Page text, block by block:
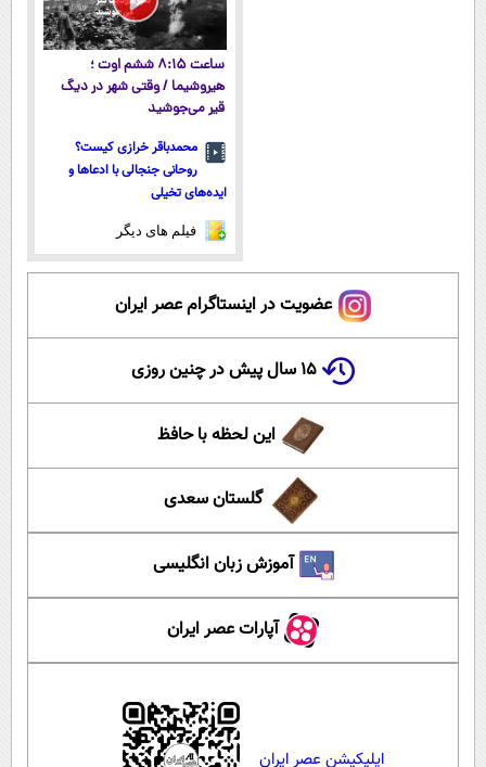
ساعت ۸:۱۵ ششم اوت ؛
هیروشیما / وقتی شهر در دیگ
قیر می‌جوشید
محمدباقر خرازی کیست؟
روحانی جنجالی با ادعاها و
ایده‌های تخیلی
فیلم های دیگر
عضویت در اینستاگرام عصر ایران
۱۵ سال پیش در چنین روزی
این لحظه با حافظ
گلستان سعدی
آموزش زبان انگلیسی
آپارات عصر ایران
اپلیکیشن عصر ایران